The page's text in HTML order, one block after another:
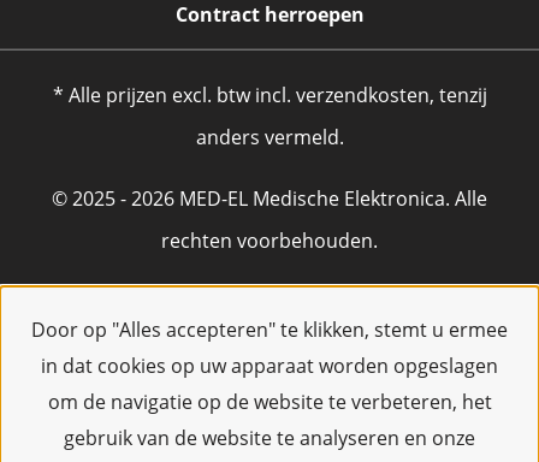
Door op "Alles accepteren" te klikken, stemt u ermee
in dat cookies op uw apparaat worden opgeslagen
om de navigatie op de website te verbeteren, het
gebruik van de website te analyseren en onze
Contract herroepen
* Alle prijzen excl. btw incl. verzendkosten, tenzij
anders vermeld.
© 2025 - 2026 MED-EL Medische Elektronica. Alle
rechten voorbehouden.